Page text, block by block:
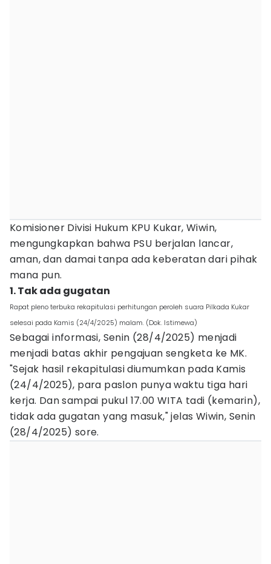
Komisioner Divisi Hukum KPU Kukar, Wiwin,
mengungkapkan bahwa PSU berjalan lancar,
aman, dan damai tanpa ada keberatan dari pihak
mana pun.
1. Tak ada gugatan
Rapat pleno terbuka rekapitulasi perhitungan peroleh suara Pilkada Kukar
selesai pada Kamis (24/4/2025) malam. (Dok. Istimewa)
Sebagai informasi, Senin (28/4/2025) menjadi
menjadi batas akhir pengajuan sengketa ke MK.
"Sejak hasil rekapitulasi diumumkan pada Kamis
(24/4/2025), para paslon punya waktu tiga hari
kerja. Dan sampai pukul 17.00 WITA tadi (kemarin),
tidak ada gugatan yang masuk," jelas Wiwin, Senin
(28/4/2025) sore.